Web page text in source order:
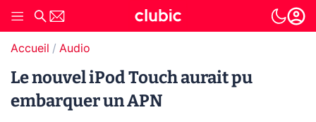
Accueil Audio
Le nouvel iPod Touch aurait pu
embarquer un APN